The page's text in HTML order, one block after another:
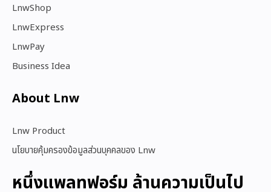
LnwShop
LnwExpress
LnwPay
Business Idea
About Lnw​
Lnw Product
นโยบายคุ้มครองข้อมูลส่วนบุคคลของ Lnw
หนึ่งแพลทฟอร์ม ล้านความเป็นไป